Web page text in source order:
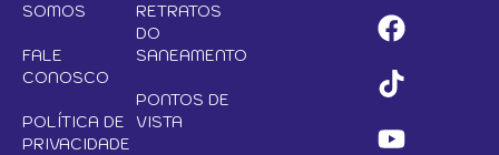
SOMOS
FALE
CONOSCO
POLÍTICA DE
PRIVACIDADE
RETRATOS
DO
SANEAMENTO
PONTOS DE
VISTA